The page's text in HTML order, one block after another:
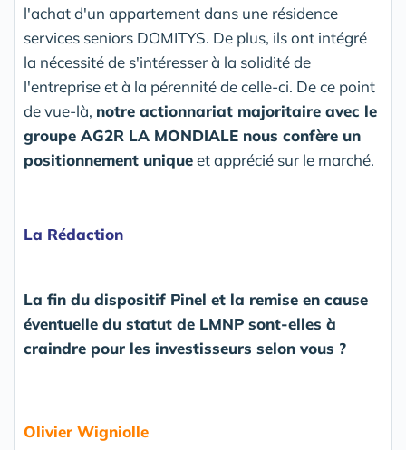
l'achat d'un appartement dans une résidence
services seniors DOMITYS. De plus, ils ont intégré
la nécessité de s'intéresser à la solidité de
l'entreprise et à la pérennité de celle-ci. De ce point
de vue-là, notre actionnariat majoritaire avec le
groupe AG2R LA MONDIALE nous confère un
positionnement uniqueet apprécié sur le marché.
La Rédaction
La fin du dispositif Pinel et la remise en cause
éventuelle du statut de LMNP sont-elles à
craindre pour les investisseurs selon vous ?
Olivier Wigniolle